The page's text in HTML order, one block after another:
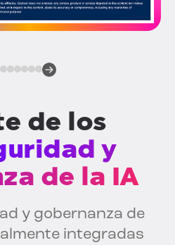
de los
y
de la IA
y gobernanza de
integradas